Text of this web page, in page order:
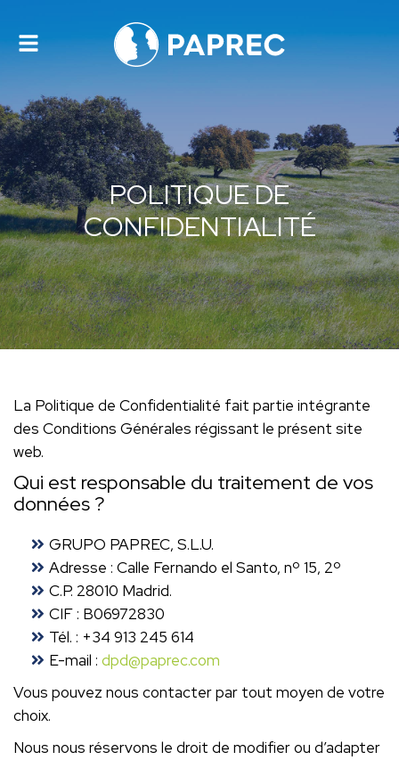
Toggle
navigation
POLITIQUE DE
CONFIDENTIALITÉ
La Politique de Confidentialité fait partie intégrante
des Conditions Générales régissant le présent site
web.
Qui est responsable du traitement de vos
données ?
GRUPO PAPREC, S.L.U.
Adresse : Calle Fernando el Santo, nº 15, 2º
C.P. 28010 Madrid.
CIF : B06972830
Tél. : +34 913 245 614
E-mail : dpd@paprec.com
Vous pouvez nous contacter par tout moyen de votre
choix.
Nous nous réservons le droit de modifier ou d’adapter